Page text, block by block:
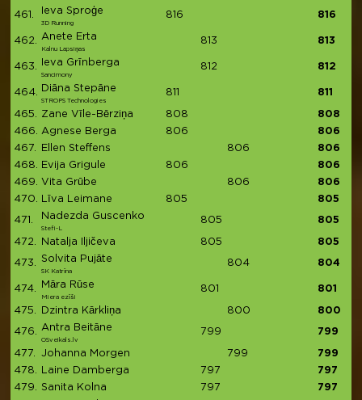
461. Ieva Sproģe
3D Running
816 816
462. Anete Erta
Kalnu Lapsiņas
813 813
463. Ieva Grīnberga
Sancimony
812 812
464. Diāna Stepāne
STROPS Technologies
811 811
465. Zane Vīle-Bērziņa 808
808
466.
Agnese Berga 806
806
467.
Ellen Steffens 806
806
468.
Evija Grigule 806
806
469.
Vita Grūbe 806
806
470.
Līva Leimane 805 805
471. Nadezda Guscenko
Stefi-L
805 805
472. Natalja Iljičeva 805 805
473. Solvita Pujāte
SK Katrīna
804 804
474. Māra Rūse
Miera ezīši
801 801
475. Dzintra Kārkliņa 800 800
476. Antra Beitāne
OSveikals.lv
799 799
477. Johanna Morgen 799
799
478.
Laine Damberga 797
797
479.
Sanita Kolna 797
797